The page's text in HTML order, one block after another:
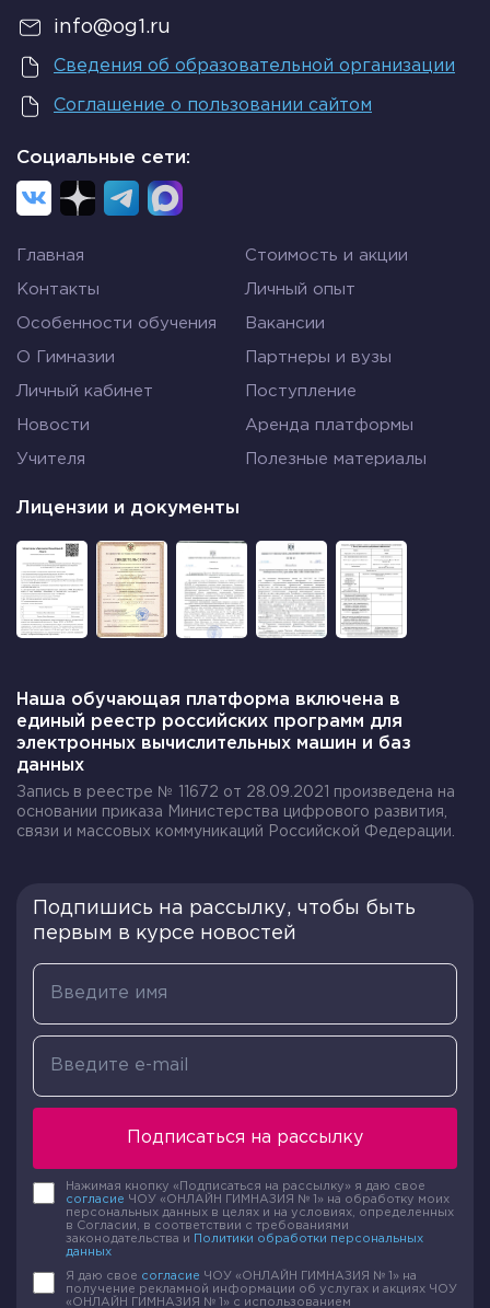
info@og1.ru
Сведения об образовательной организации
Соглашение о пользовании сайтом
Социальные сети:
Главная Стоимость и акции
Контакты Личный опыт
Особенности обучения Вакансии
О Гимназии Партнеры и вузы
Личный кабинет Поступление
Новости Аренда платформы
Учителя Полезные материалы
Лицензии и документы
Наша обучающая платформа включена в
единый реестр российских программ для
электронных вычислительных машин и баз
данных
Запись в реестре № 11672 от 28.09.2021 произведена на
основании приказа Министерства цифрового развития,
связи и массовых коммуникаций Российской Федерации.
Подпишись на рассылку, чтобы быть
первым в курсе новостей
Подписаться на рассылку
Нажимая кнопку «Подписаться на рассылку» я даю свое
согласие ЧОУ «ОНЛАЙН ГИМНАЗИЯ № 1» на обработку моих
персональных данных в целях и на условиях, определенных
в Согласии, в соответствии с требованиями
законодательства и
Политики обработки персональных
данных
Я даю свое согласие ЧОУ «ОНЛАЙН ГИМНАЗИЯ № 1» на
получение рекламной информации об услугах и акциях ЧОУ
«ОНЛАЙН ГИМНАЗИЯ № 1» с использованием